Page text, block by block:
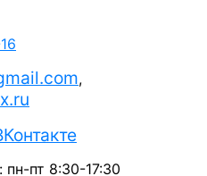
,
пт 8:30-17:30